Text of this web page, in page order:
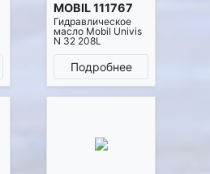
MOBIL 111767
Гидравлическое
масло Mobil Univis
N 32 208L
Подробнее